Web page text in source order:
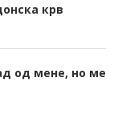
крв
од мене, но ме